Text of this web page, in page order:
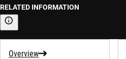
RELATED INFORMATION
Sustainability-related information
Overview